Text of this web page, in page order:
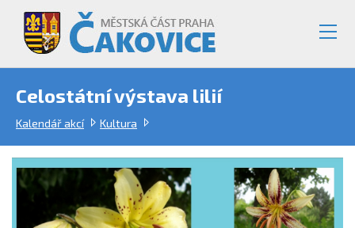
Celostátní výstava lilií
Kalendář akcí Kultura